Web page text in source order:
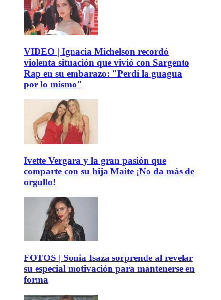
VIDEO | Ignacia Michelson recordó
violenta situación que vivió con Sargento
Rap en su embarazo: "Perdí la guagua
por lo mismo"
Ivette Vergara y la gran pasión que
comparte con su hija Maite ¡No da más de
orgullo!
FOTOS | Sonia Isaza sorprende al revelar
su especial motivación para mantenerse en
forma